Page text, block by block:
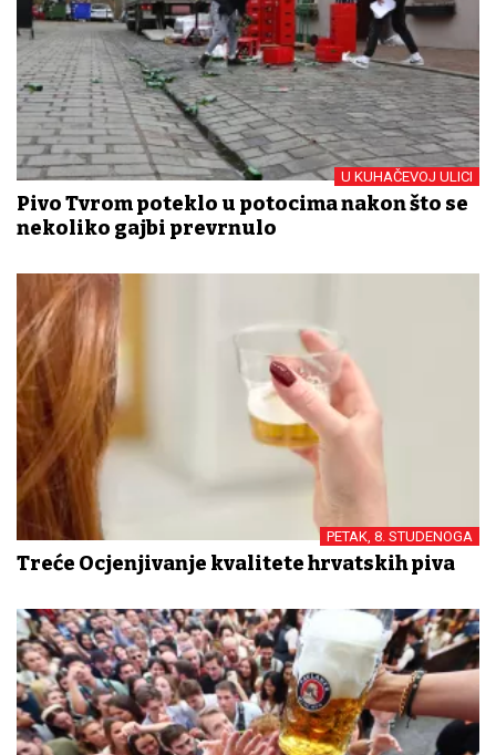
U KUHAČEVOJ ULICI
Pivo Tvrđom poteklo u potocima nakon što se
nekoliko gajbi prevrnulo
PETAK, 8. STUDENOGA
Treće Ocjenjivanje kvalitete hrvatskih piva